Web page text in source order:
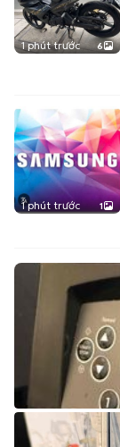
1 phút trước 6
1 phút trước 1